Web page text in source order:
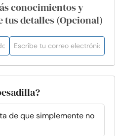
conocimientos y
tus detalles (Opcional)
de que simplemente no